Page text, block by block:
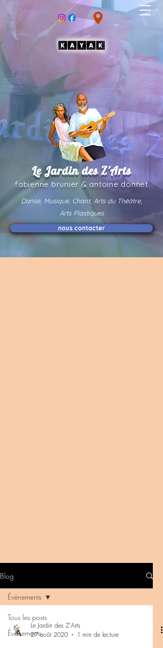
Le Jardin des Z'Arts
fabienne brunier & antoine donnet
Danse, Musique, Chant, Arts du Théâtre,
Arts Plastiques
nous contacter
Blog
Tous les posts
Évènements
Évènements
Le Jardin des Z'Arts
27 août 2020
1 min de lecture